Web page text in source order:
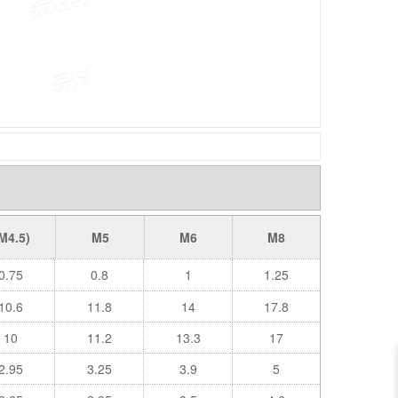
M5 M6 M8
0.8 1
1.25
11.8 14
17.8
10
11.2 13.3
17
3.25 3.9
5